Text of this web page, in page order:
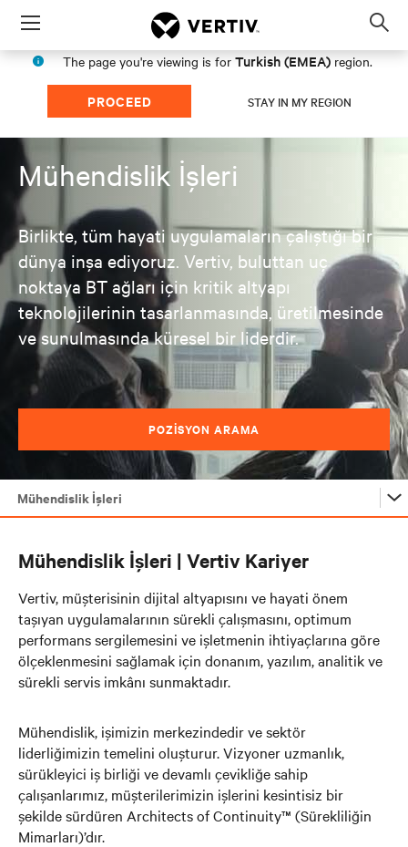
Menu
The page you're viewing is for Turkish (EMEA) region.
PROCEED STAY IN MY REGION
Mühendislik İşleri
Birlikte, tüm hayati uygulamaların çalıştığı bir
dünya inşa ediyoruz. Vertiv, buluttan uç
noktaya BT ağları için kritik altyapı
teknolojilerinin tasarlanmasında, üretilmesinde
ve sunulmasında küresel bir liderdir.
POZİSYON ARAMA
Mühendislik İşleri
Yenilikçi Çalışanlar
Mühendislik İşleri
Mühendislik İşleri | Vertiv Kariyer
Vertiv, müşterisinin dijital altyapısını ve hayati önem
taşıyan uygulamalarının sürekli çalışmasını, optimum
performans sergilemesini ve işletmenin ihtiyaçlarına göre
ölçeklenmesini sağlamak için donanım, yazılım, analitik ve
sürekli servis imkânı sunmaktadır.
Mühendislik, işimizin merkezindedir ve sektör
liderliğimizin temelini oluşturur. Vizyoner uzmanlık,
sürükleyici iş birliği ve devamlı çevikliğe sahip
çalışanlarımız, müşterilerimizin işlerini kesintisiz bir
şekilde sürdüren Architects of Continuity™ (Sürekliliğin
Mimarları)’dır.